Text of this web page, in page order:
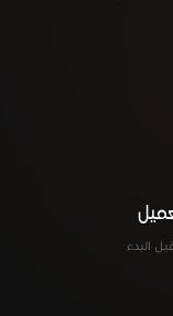
البدء